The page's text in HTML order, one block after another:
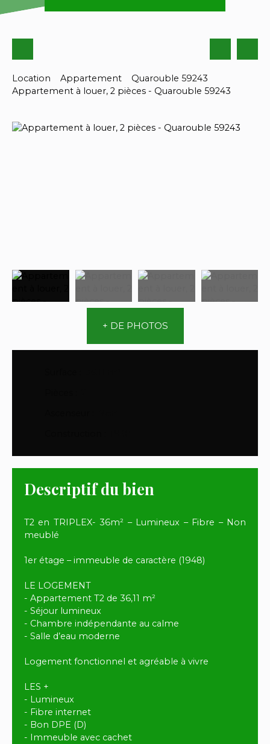
Location Appartement
Quarouble 59243
Appartement à louer, 2 pièces - Quarouble 59243
+ DE PHOTOS
Descriptif du bien
T2 en TRIPLEX- 36m² – Lumineux – Fibre – Non
meublé
1er étage – immeuble de caractère (1948)
LE LOGEMENT
- Appartement T2 de 36,11 m²
- Séjour lumineux
- Chambre indépendante au calme
- Salle d’eau moderne
Logement fonctionnel et agréable à vivre
LES +
- Lumineux
- Fibre internet
- Bon DPE (D)
- Immeuble avec cachet